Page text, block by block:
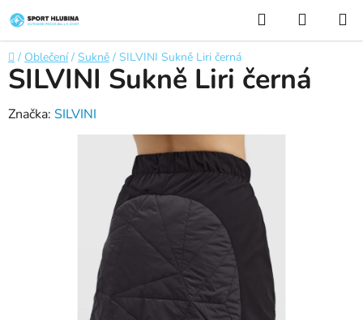
na
obsah
Hledat
KOŠÍK
Domů
/ Oblečení / Sukně / SILVINI Sukně Liri černá
SILVINI Sukně Liri černá
Značka: SILVINI